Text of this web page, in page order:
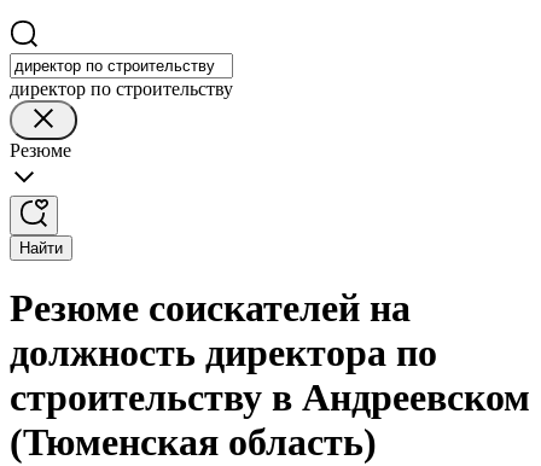
директор по строительству
Резюме
Найти
Резюме соискателей на
должность директора по
строительству в Андреевском
(Тюменская область)